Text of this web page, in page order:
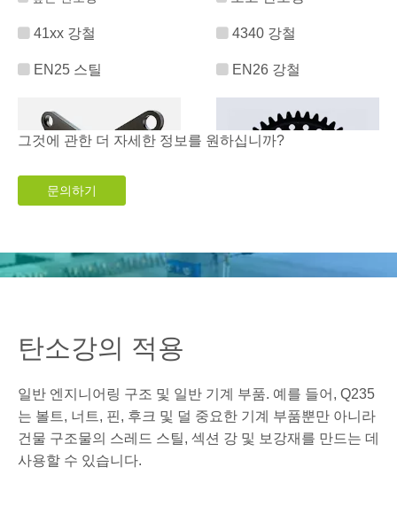
41xx 강철
EN25 스틸
4340 강철
EN26 강철
그것에 관한 더 자세한 정보를 원하십니까?
문의하기
탄소강의 적용
일반 엔지니어링 구조 및 일반 기계 부품. 예를 들어, Q235
는 볼트, 너트, 핀, 후크 및 덜 중요한 기계 부품뿐만 아니라
건물 구조물의 스레드 스틸, 섹션 강 및 보강재를 만드는 데
사용할 수 있습니다.